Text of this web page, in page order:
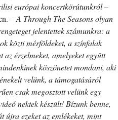
európai koncertkörútunkról–
–A Through The Seasons olyan
jelentettek számunkra: a
közti mérföldeket, a színfalak
az érzelmeket, amelyeket együtt
köszönetet mondani, aki
velünk, a támogatásáról
csak megosztott velünk egy
nektek készült! Bízunk benne,
újra ezeket az emlékeket, mint